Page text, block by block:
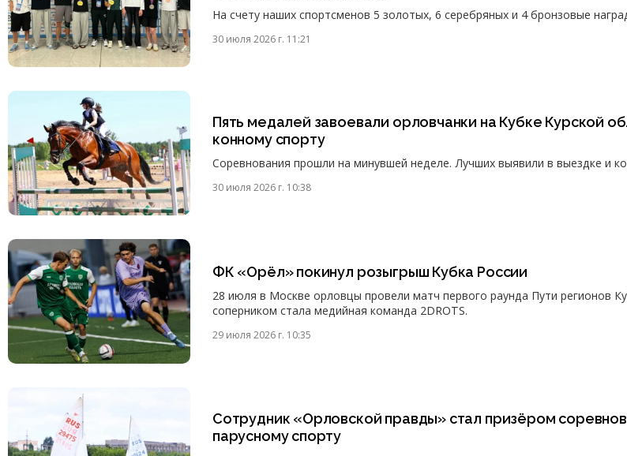
На счету наших спортсменов 5 золотых, 6 серебряных и 4 бронзовые
30 июля 2026 г. 11:21
Пять медалей завоевали орловчанки на Кубке Курской
конному спорту
Соревнования прошли на минувшей неделе. Лучших выявили в выездке и
30 июля 2026 г. 10:38
ФК «Орёл» покинул розыгрыш Кубка России
28 июля в Москве орловцы провели матч первого раунда Пути регионов
соперником стала медийная команда 2DROTS.
29 июля 2026 г. 10:35
Сотрудник «Орловской правды» стал призёром
парусному спорту